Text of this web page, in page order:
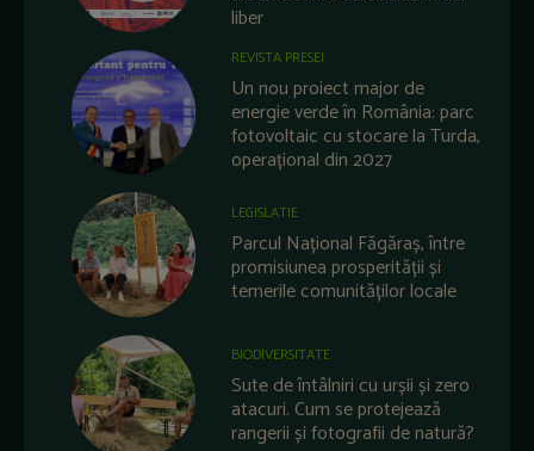
liber
REVISTA PRESEI
Un nou proiect major de
energie verde în România: parc
fotovoltaic cu stocare la Turda,
operațional din 2027
LEGISLATIE
Parcul Național Făgăraș, între
promisiunea prosperității și
temerile comunităților locale
BIODIVERSITATE
Sute de întâlniri cu urșii și zero
atacuri. Cum se protejează
rangerii și fotografii de natură?